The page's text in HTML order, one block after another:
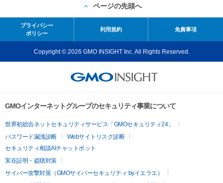
ページの先頭へ
プライバシー
ポリシー
利用規約 免責事項
Copyright © 2026 GMO INSIGHT Inc. All Rights Reserved.
GMOインターネットグループのセキュリティ事業について
世界初総合ネットセキュリティサービス「GMOセキュリティ24」
パスワード漏洩診断
Webサイトリスク診断
セキュリティ相談AIチャットボット
実在証明・盗聴対策
サイバー攻撃対策（GMOサイバーセキュリティ byイエラエ）